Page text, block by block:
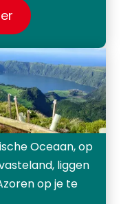
Oceaan, op
liggen
op je te